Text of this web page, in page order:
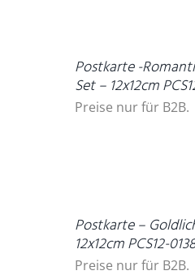
Postkarte -
Set – 12x12cm
Preise nur für B2B.
Postkarte –
12x12cm PCS12-
Preise nur für B2B.